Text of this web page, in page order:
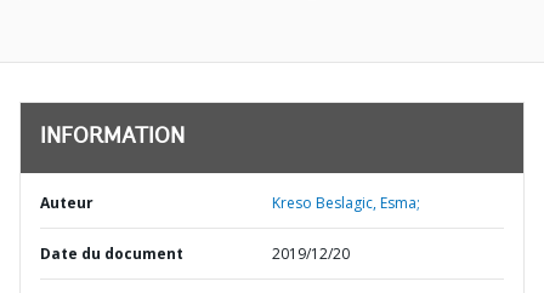
INFORMATION
Auteur Kreso Beslagic, Esma;
Date du document 2019/12/20